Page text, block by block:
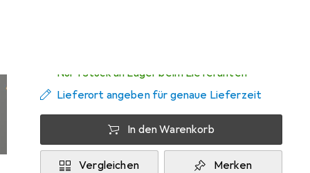
Nur 1 Stück an Lager beim Lieferanten
Lieferort angeben für genaue Lieferzeit
In den Warenkorb
Vergleichen Merken